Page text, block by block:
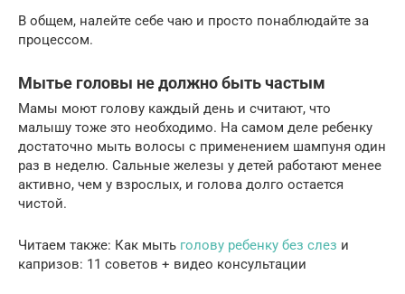
В общем, налейте себе чаю и просто понаблюдайте за
процессом.
Мытье головы не должно быть частым
Мамы моют голову каждый день и считают, что
малышу тоже это необходимо. На самом деле ребенку
достаточно мыть волосы с применением шампуня один
раз в неделю. Сальные железы у детей работают менее
активно, чем у взрослых, и голова долго остается
чистой.
Читаем также: Как мыть голову ребенку без слез и
капризов: 11 советов + видео консультации